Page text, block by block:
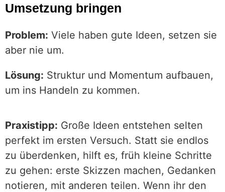
Umsetzung bringen
Problem: Viele haben gute Ideen, setzen sie
aber nie um.
Lösung: Struktur und Momentum aufbauen,
um ins Handeln zu kommen.
Praxistipp: Große Ideen entstehen selten
perfekt im ersten Versuch. Statt sie endlos
zu überdenken, hilft es, früh kleine Schritte
zu gehen: erste Skizzen machen, Gedanken
notieren, mit anderen teilen. Wenn ihr den